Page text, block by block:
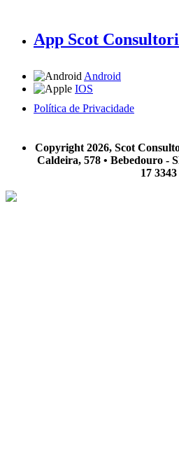
App Scot
Android
IOS
Política de Privacidade
Copyright 2026, Scot
Caldeira, 578 • Bebedouro -
17 3343